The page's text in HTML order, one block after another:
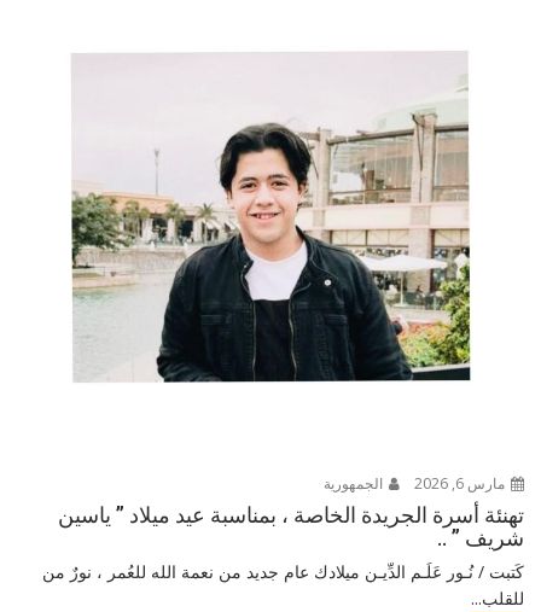
مارس 6, 2026 الجمهورية
تهنئة أسرة الجريدة الخاصة ، بمناسبة عيد ميلاد ” ياسين
شريف ” ..
كَتبت / نُـور عَلَـم الدِّيـن ميلادك عام جديد من نعمة الله للعُمر ، نورٌ من
للقلب...